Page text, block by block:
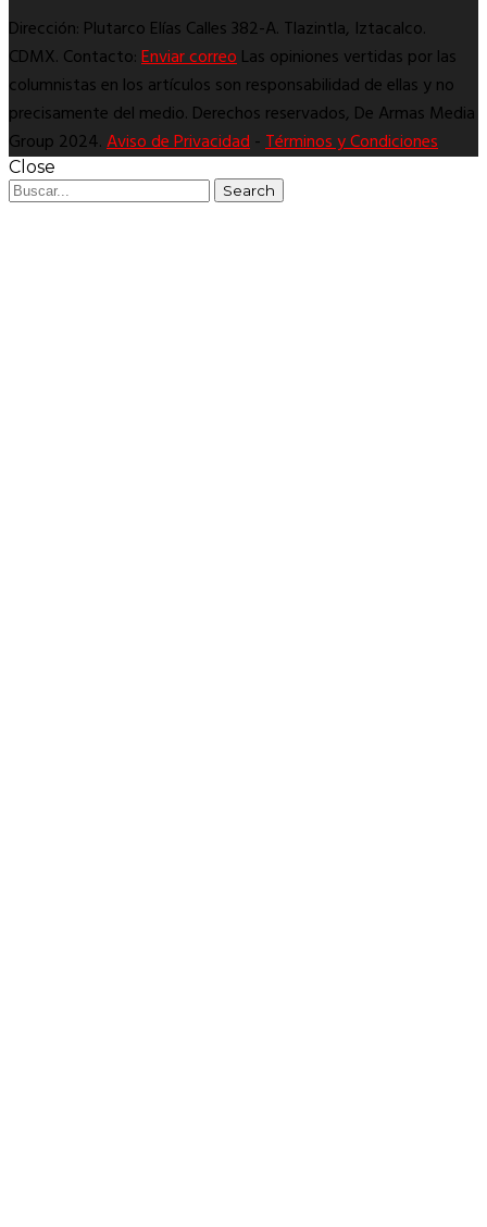
Dirección: Plutarco Elías Calles 382-A. Tlazintla, Iztacalco.
CDMX. Contacto:Enviar correoLas opiniones vertidas por las
columnistas en los artículos son responsabilidad de ellas y no
precisamente del medio. Derechos reservados, De Armas Media
Group 2024.Aviso de Privacidad-Términos y Condiciones
Close